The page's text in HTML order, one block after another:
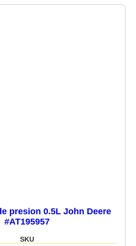
presion 0.5L John Deere
#AT195957
SKU